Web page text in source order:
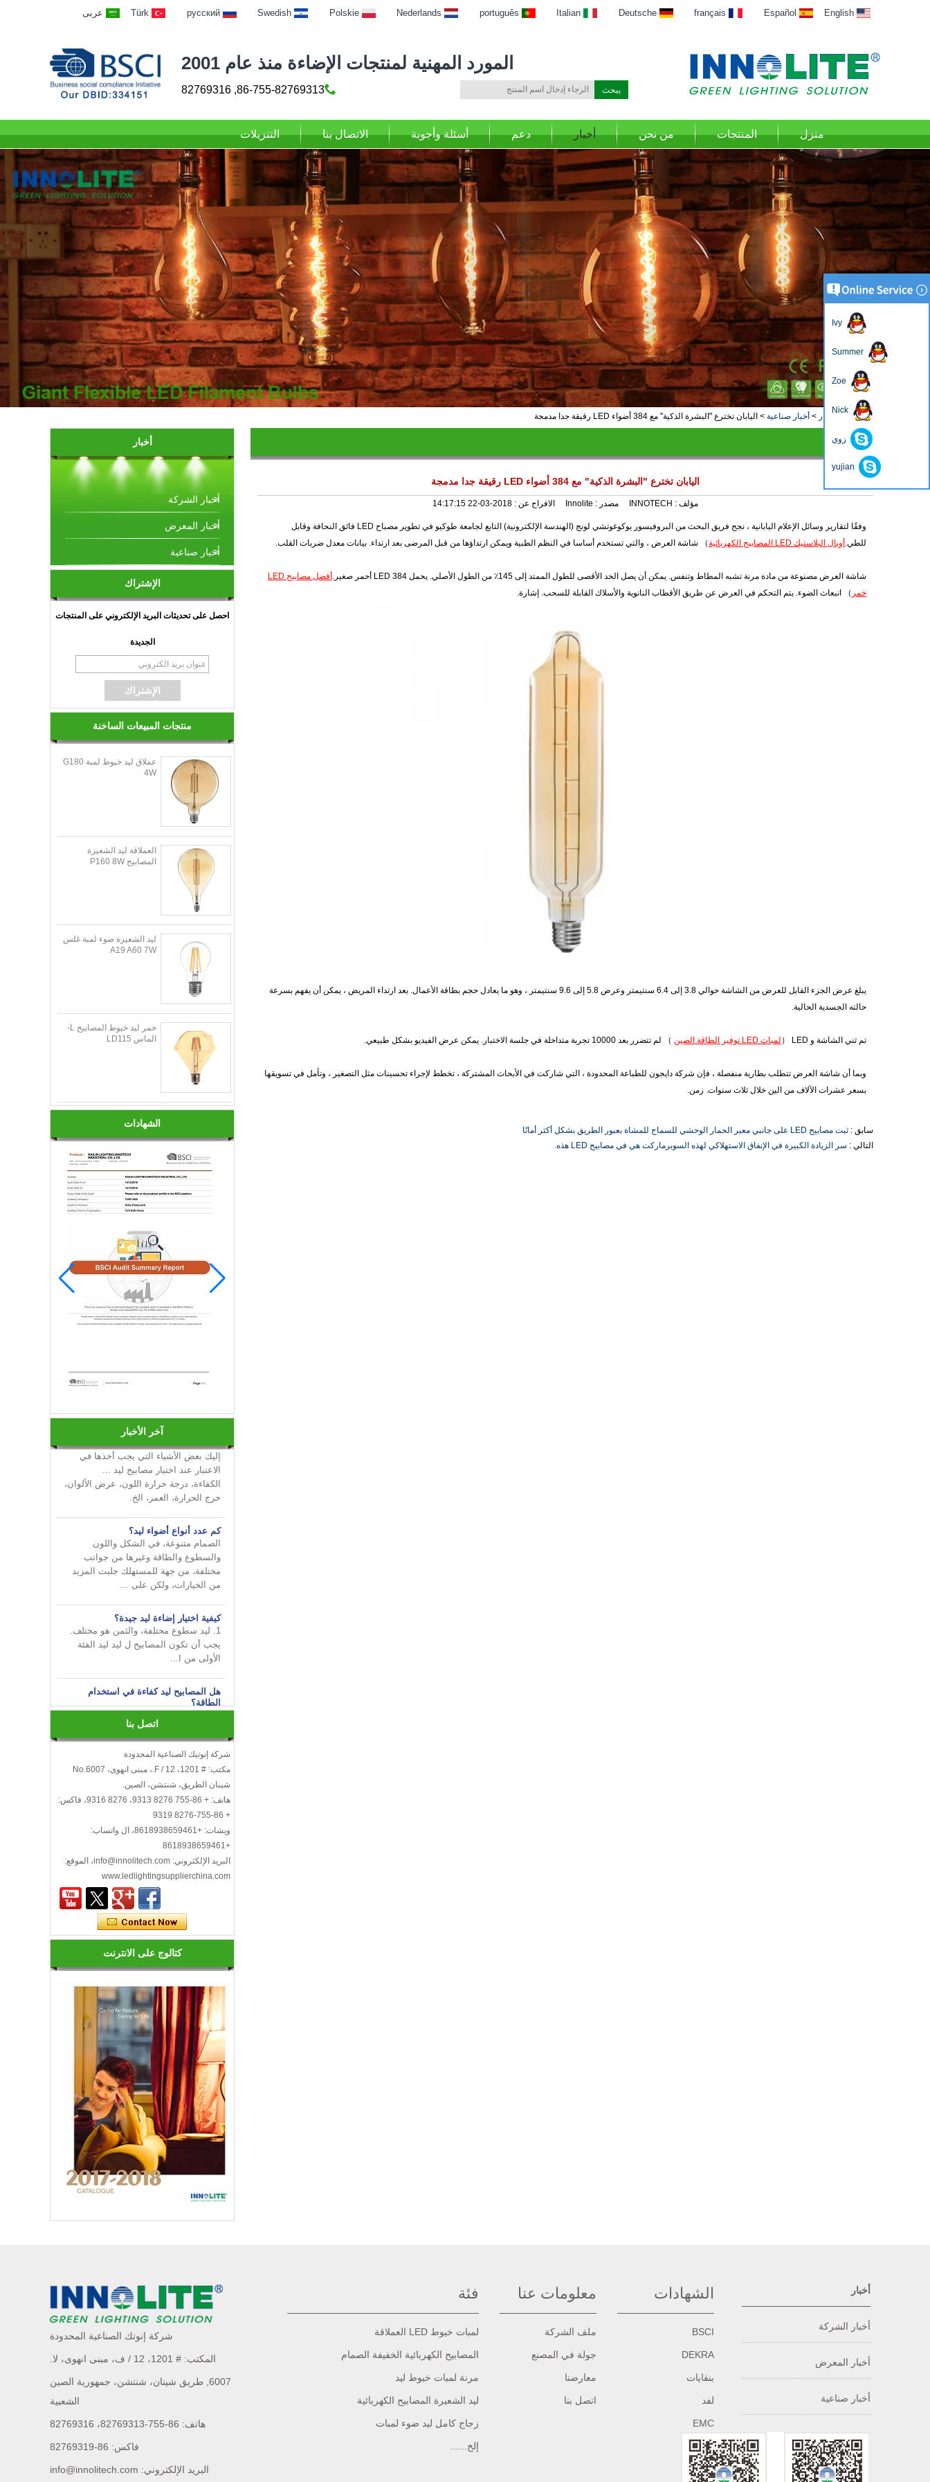
English
Español
français
Deutsche
Italian
português
Nederlands
Polskie
Swedish
русский
Türk عربى
المورد المهنية لمنتجات الإضاءة منذ عام 2001
86-755-82769313, 82769316
منزل المنتجات من نحن أخبار دعم أسئلة وأجوبة الاتصال بنا التنزيلات
4
منزل، بيت أخبار > أخبار صناعية > اليابان تخترع "البشرة الذكية" مع 384 أضواء LED رقيقة جدا مدمجة
أخبار
أخبار الشركة
أخبار المعرض
أخبار صناعية
الإشتراك
احصل على تحديثات البريد الإلكتروني على المنتجات
الجديدة
منتجات المبيعات الساخنة
عملاق ليد خيوط لمبة G180
4W
العملاقة ليد الشعيرة
المصابيح P160 8W
ليد الشعيرة ضوء لمبة غلس
A19 A60 7W
خمر ليد خيوط المصابيح L-
الماس LD115
الشهادات
آخر الأخبار
قم بإضفاء البهجة على أعمالك من
INNOTECH في معرض الإضاءة الدولي
كيفية اختيار لمبات ليد؟
إليك بعض الأشياء التي يجب أخذها في
الاعتبار عند اختيار مصابيح ليد ...
الكفاءة، درجة حرارة اللون، عرض الألوان،
خرج الحرارة، العمر، الخ.
كم عدد أنواع أضواء ليد؟
الصمام متنوعة، في الشكل واللون
والسطوع والطاقة وغيرها من جوانب
مختلفة، من جهة للمستهلك جلبت المزيد
من الخيارات، ولكن على ...
كيفية اختيار إضاءة ليد جيدة؟
1. ليد سطوع مختلفة، والثمن هو مختلف.
يجب أن تكون المصابيح ل ليد ليد الفئة
الأولى من ا...
هل المصابيح ليد كفاءة في استخدام
الطاقة؟
ليس فقط هذا! في الواقع، قد عثرة الأخيرة
في شعبي تجعلك تعتقد أن هذه المصابيح
قم بإضفاء البهجة على أعمالك من
INNOTECH في معرض الإضاءة الدولي
2024 HK
كيفية اختيار لمبات ليد؟
إليك بعض الأشياء التي يجب أخذها في
الاعتبار عند اختيار مصابيح ليد ...
خرج الحرارة، العمر، الخ.
كم عدد أنواع أضواء ليد؟
الصمام متنوعة، في الشكل واللون
والسطوع والطاقة وغيرها من جوانب
مختلفة، من جهة للمستهلك جلبت المزيد
من الخيارات، ولكن على ...
كيفية اختيار إضاءة ليد جيدة؟
1. ليد سطوع مختلفة، والثمن هو مختلف.
يجب أن تكون المصابيح ل ليد ليد الفئة
الأولى من ا...
هل المصابيح ليد كفاءة في استخدام
الطاقة؟
ليس فقط هذا! في الواقع، قد عثرة الأخيرة
في شعبي تجعلك تعتقد أن هذه المصابيح
كفاءة ف...
اتصل بنا
شركة إنوتيك الصناعية المحدودة
مكتب: # 1201، 12 / F.، مبنى انهوى، No.6007
شينان الطريق، شنتشن، الصين.
هاتف: + 86-755 8276 9313، 8276 9316، فاكس:
+ 86-755-8276 9319
ويشات: +8618938659461، ال واتساب:
+8618938659461
البريد الإلكتروني: info@innolitech.com، الموقع:
www.ledlightingsupplierchina.com
كتالوج على الانترنت
أخبار
اليابان تخترع "البشرة الذكية" مع 384 أضواء LED رقيقة جدا مدمجة
مؤلف : INNOTECH مصدر : Innolite الافراج عن : 2018-03-22 14:17:15
وفقًا لتقارير وسائل الإعلام اليابانية ، نجح فريق البحث من البروفيسور يوكوغوتشي لونج (الهندسة الإلكترونية) التابع لجامعة طوكيو في تطوير مصباح LED فائق النحافة وقابل
للطي. أوبال البلاستيك LED المصابيح الكهربائية ） شاشة العرض ، والتي تستخدم أساسا في النظم الطبية ويمكن ارتداؤها من قبل المرضى بعد ارتداء. بيانات معدل ضربات القلب.
شاشة العرض مصنوعة من مادة مرنة تشبه المطاط وتنفس. يمكن أن يصل الحد الأقصى للطول الممتد إلى 145٪ من الطول الأصلي. يحمل 384 LED أحمر صغير.
أفضل مصابيح LED
خمر ） انبعاث الضوء. يتم التحكم في العرض عن طريق الأقطاب النانوية والأسلاك القابلة للسحب. إشارة.
يبلغ عرض الجزء القابل للعرض من الشاشة حوالي 3.8 إلى 6.4 سنتيمتر وعرض 5.8 إلى 9.6 سنتيمتر ، وهو ما يعادل حجم بطاقة الأعمال. بعد ارتداء المريض ، يمكن أن يفهم بسرعة
حالته الجسدية الحالية.
تم ثني الشاشة و LED （ لمبات LED توفير الطاقة الصين ） لم تتضرر بعد 10000 تجربة متداخلة في جلسة الاختبار. يمكن عرض الفيديو بشكل طبيعي.
وبما أن شاشة العرض تتطلب بطارية منفصلة ، فإن شركة دايجون للطباعة المحدودة ، التي شاركت في الأبحاث المشتركة ، تخطط لإجراء تحسينات مثل التصغير ، وتأمل في تسويقها
بسعر عشرات الآلاف من الين خلال ثلاث سنوات. زمن.
سابق : ثبت مصابيح LED على جانبي معبر الحمار الوحشي للسماح للمشاة بعبور الطريق بشكل أكثر أمانًا
التالي : سر الزيادة الكبيرة في الإنفاق الاستهلاكي لهذه السوبرماركت هي في مصابيح LED هذه.
شركة إنوتك الصناعية المحدودة
المكتب: # 1201، 12 / ف، مبنى انهوى، لا.
6007, طريق شينان، شنتشن، جمهورية الصين
الشعبية
هاتف: 86-755-82769313، 82769316
فاكس: 86-82769319
البريد الإلكتروني: info@innolitech.com
فئة
لمبات خيوط LED العملاقة
المصابيح الكهربائية الخفيفة الصمام
مرنة لمبات خيوط ليد
ليد الشعيرة المصابيح الكهربائية
زجاج كامل ليد ضوء لمبات
إلخ......
معلومات عنا
ملف الشركة
جولة في المصنع
معارضنا
اتصل بنا
الشهادات
BSCI
DEKRA
بنفايات
لفد
EMC
أخبار
أخبار الشركة
أخبار المعرض
أخبار صناعية
زوي